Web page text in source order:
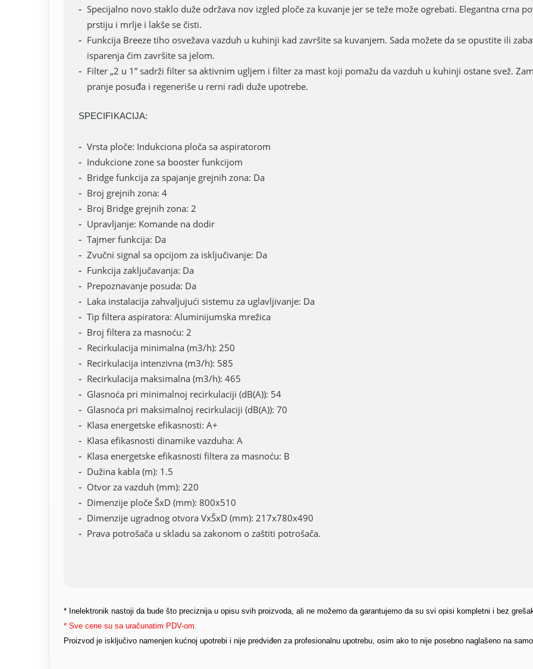
Specijalno novo staklo duže održava nov izgled ploče za kuvanje jer se teže može ogrebati. Elegantna crna
prstiju i mrlje i lakše se čisti.
Funkcija Breeze tiho osvežava vazduh u kuhinji kad završite sa kuvanjem. Sada možete da se opustite ili
isparenja čim završite sa jelom.
Filter „2 u 1” sadrži filter sa aktivnim ugljem i filter za mast koji pomažu da vazduh u kuhinji ostane svež.
pranje posuđa i regeneriše u rerni radi duže upotrebe.
SPECIFIKACIJA:
Vrsta ploče: Indukciona ploča sa aspiratorom
Indukcione zone sa booster funkcijom
Bridge funkcija za spajanje grejnih zona: Da
Broj grejnih zona: 4
Broj Bridge grejnih zona: 2
Upravljanje: Komande na dodir
Tajmer funkcija: Da
Zvučni signal sa opcijom za isključivanje: Da
Funkcija zaključavanja: Da
Prepoznavanje posuda: Da
Laka instalacija zahvaljujući sistemu za uglavljivanje: Da
Tip filtera aspiratora: Aluminijumska mrežica
Broj filtera za masnoću: 2
Recirkulacija minimalna (m3/h): 250
Recirkulacija intenzivna (m3/h): 585
Recirkulacija maksimalna (m3/h): 465
Glasnoća pri minimalnoj recirkulaciji (dB(A)): 54
Glasnoća pri maksimalnoj recirkulaciji (dB(A)): 70
Klasa energetske efikasnosti: A+
Klasa efikasnosti dinamike vazduha: A
Klasa energetske efikasnosti filtera za masnoću: B
Dužina kabla (m): 1.5
Otvor za vazduh (mm): 220
Dimenzije ploče ŠxD (mm): 800x510
Dimenzije ugradnog otvora VxŠxD (mm): 217x780x490
Prava potrošača u skladu sa zakonom o zaštiti potrošača.
* Inelektronik nastoji da bude što preciznija u opisu svih proizvoda, ali ne možemo da garantujemo da su svi opisi kompletni i bez
* Sve cene su sa uračunatim PDV-om.
Proizvod je isključivo namenjen kućnoj upotrebi i nije predviđen za profesionalnu upotrebu, osim ako to nije posebno naglašeno na